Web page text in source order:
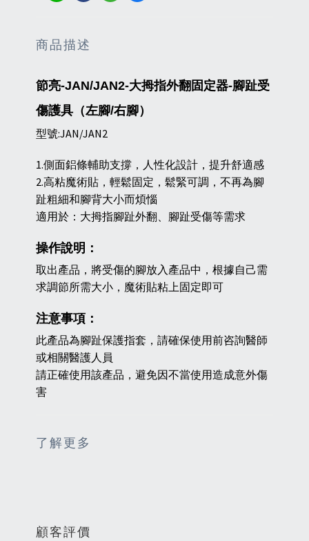
商品描述
節亮-JAN/JAN2-大拇指外翻固定器-腳趾受
傷護具（左腳/右腳）
型號:JAN/JAN2
1.側面鋁條輔助支撐，人性化設計，提升舒適感
2.高粘魔術貼，輕鬆固定，鬆緊可調，不再為腳
趾粗細和腳背大小而煩惱
適用於：大拇指腳趾外翻、腳趾受傷等需求
操作說明 ：
取出產品，將受傷的腳放入產品中，根據自己需
求調節所需大小，魔術貼粘上固定即可
注意事項：
此產品為腳趾保護指套，請確保使用前咨詢醫師
或相關醫護人員
請正確使用該產品，避免因不當使用造成意外傷
害
了解更多
顧客評價